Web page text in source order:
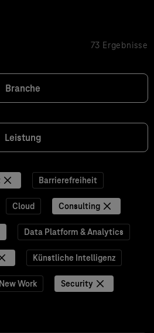
73 Ergebnisse
Branche
Leistung
Barrierefreiheit
Cloud Consulting
Data Platform & Analytics
Künstliche Intelligenz
New Work Security